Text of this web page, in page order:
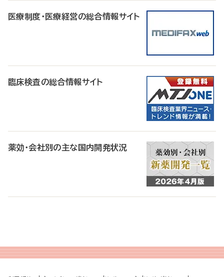
医療制度・医療経営の総合情報サイト
臨床検査の総合情報サイト
薬効・会社別の主な国内開発状況